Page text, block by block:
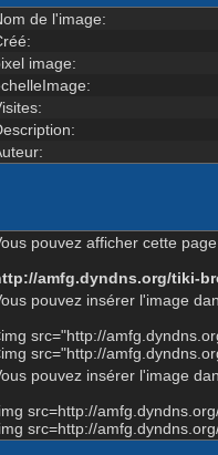
de l'image:
image:
pouvez afficher cette
amfg.dyndns.org/tiki-
pouvez insérer l'image
src="http://
src="http://
pouvez insérer l'image
src=http://
src=http://